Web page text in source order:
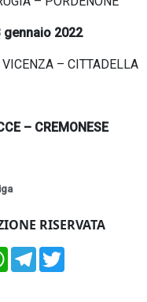
gennaio 2022
– CITTADELLA
– CREMONESE
RISERVATA
WhatsApp
Telegram